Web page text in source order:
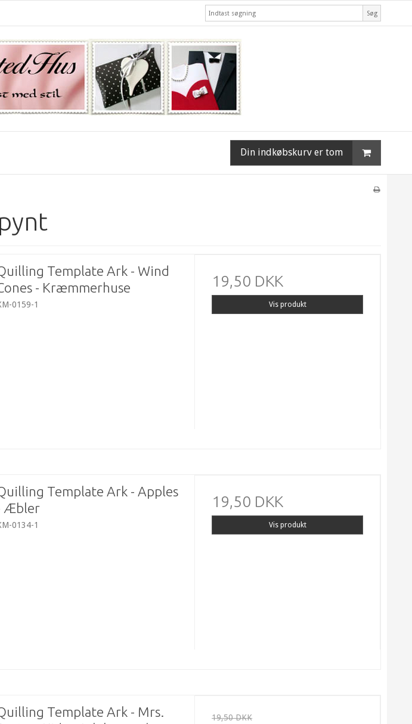
Søg
Din indkøbskurv er tom
Template Ark - Wind
- Kræmmerhuse
0159-1
19,50 DKK
Vis produkt
Template Ark - Apples
Æbler
0134-1
19,50 DKK
Vis produkt
Template Ark - Mrs.
19,50 DKK